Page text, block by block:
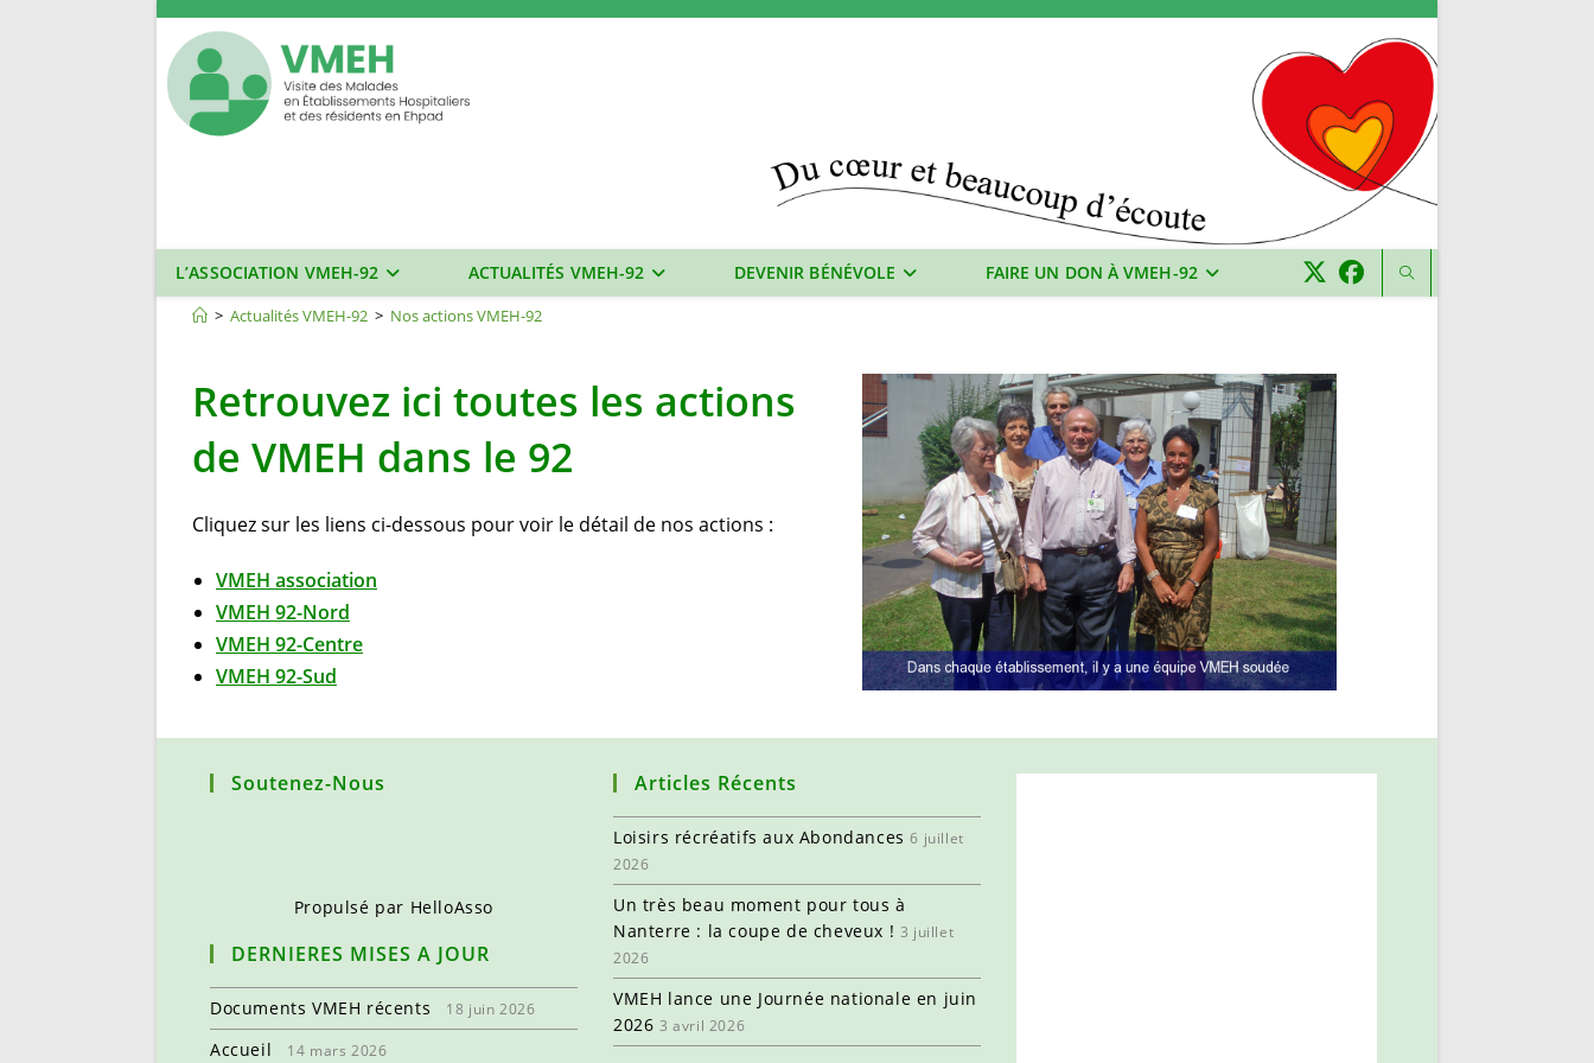
L’ASSOCIATION VMEH-92 ACTUALITÉS VMEH-92 DEVENIR BÉNÉVOLE FAIRE UN DON À VMEH-92
Nos actions VMEH-92
> Actualités VMEH-92 > Nos actions VMEH-92
Retrouvez ici toutes les actions
de VMEH dans le 92
Cliquez sur les liens ci-dessous pour voir le détail de nos actions :
VMEH association
VMEH 92-Nord
VMEH 92-Centre
VMEH 92-Sud
Soutenez-Nous
Propulsé par HelloAsso
DERNIERES MISES A JOUR
Documents VMEH récents 18 juin 2026
Accueil 14 mars 2026
Articles Récents
Loisirs récréatifs aux Abondances 6 juillet
2026
Un très beau moment pour tous à
Nanterre : la coupe de cheveux ! 3 juillet
2026
VMEH lance une Journée nationale en juin
2026 3 avril 2026